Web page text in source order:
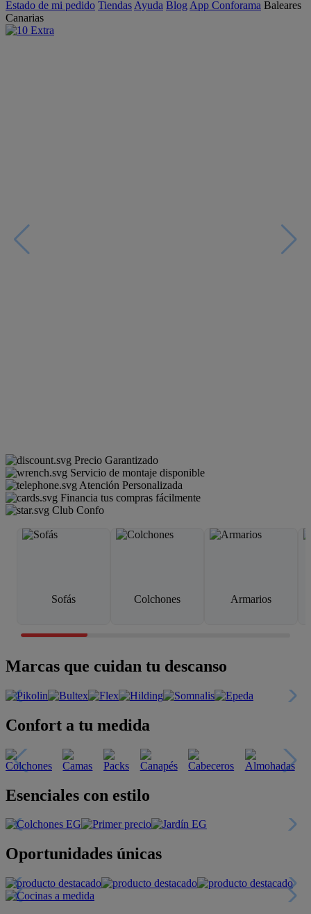
Estado de mi pedido Tiendas Ayuda Blog App Conforama Baleares
Canarias
Precio Garantizado
Servicio de montaje disponible
Atención Personalizada
Financia tus compras fácilmente
Club Confo
Sofás Colchones Armarios
Marcas que cuidan tu descanso
Confort a tu medida
Esenciales con estilo
Oportunidades únicas